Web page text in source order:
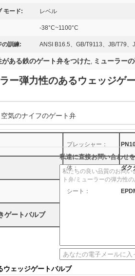
モード: レベル
-38°C~1100°C
の訓練: ANSI B16.5、GB/T9113、JB/T79
ある鉄のゲート弁をつけた, ミューラー
ー弾力性のあるウェッジゲ
プレッシャー：
体： ダク
シート：
ゲートバルブ
ウェッジゲートバルブ
空気のナイフのゲート弁
私達に直接お問い合わせ